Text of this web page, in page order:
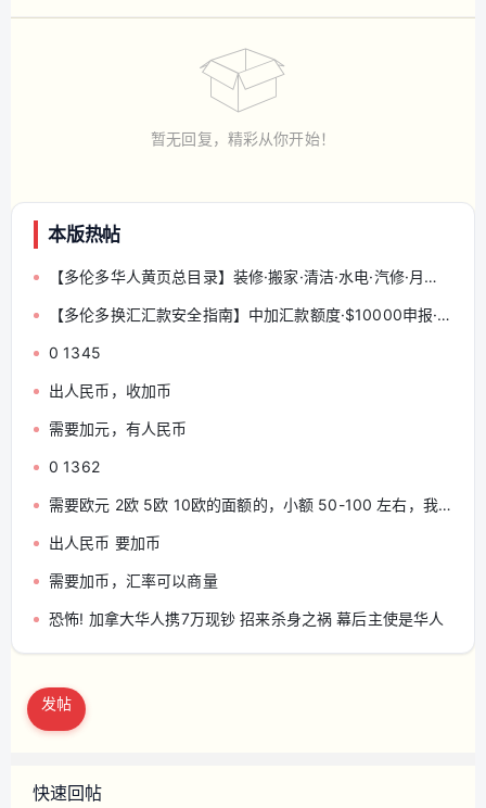
暂无回复，精彩从你开始！
本版热帖
【多伦多华人黄页总目录】装修·搬家·清洁·水电·汽修·月嫂·会计律师 — 分类索引与发帖规范（收藏帖）
【多伦多换汇汇款安全指南】中加汇款额度·$10000申报·远离地下钱庄·海外资产T1135 — 华人必读
0 1345
出人民币，收加币
需要加元，有人民币
0 1362
需要欧元 2欧 5欧 10欧的面额的，小额 50-100 左右，我付加元 康大兴旺超市面交
出人民币 要加币
需要加币，汇率可以商量
恐怖! 加拿大华人携7万现钞 招来杀身之祸 幕后主使是华人
发帖
快速回帖